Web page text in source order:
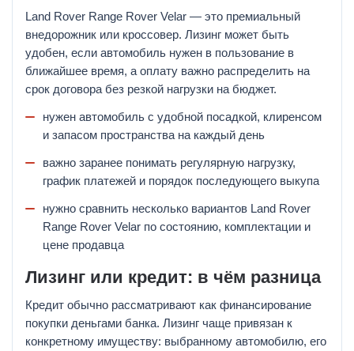
Land Rover Range Rover Velar — это премиальный
внедорожник или кроссовер. Лизинг может быть
удобен, если автомобиль нужен в пользование в
ближайшее время, а оплату важно распределить на
срок договора без резкой нагрузки на бюджет.
нужен автомобиль с удобной посадкой, клиренсом
и запасом пространства на каждый день
важно заранее понимать регулярную нагрузку,
график платежей и порядок последующего выкупа
нужно сравнить несколько вариантов Land Rover
Range Rover Velar по состоянию, комплектации и
цене продавца
Лизинг или кредит: в чём разница
Кредит обычно рассматривают как финансирование
покупки деньгами банка. Лизинг чаще привязан к
конкретному имуществу: выбранному автомобилю, его